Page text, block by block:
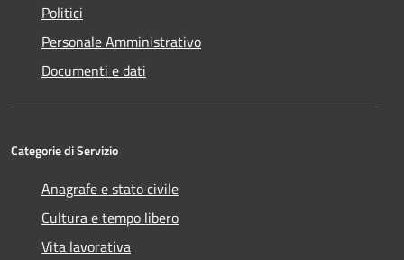
Politici
Personale Amministrativo
Documenti e dati
Categorie di Servizio
Anagrafe e stato civile
Cultura e tempo libero
Vita lavorativa